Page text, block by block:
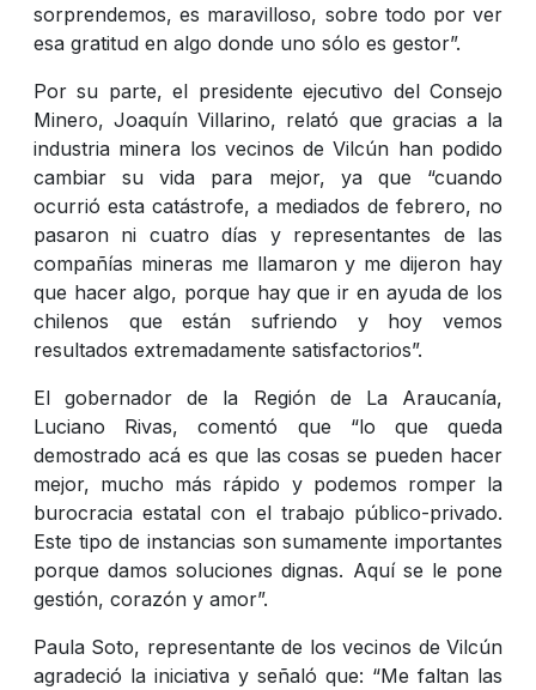
sorprendemos, es maravilloso, sobre todo por ver
esa gratitud en algo donde uno sólo es gestor”.
Por su parte, el presidente ejecutivo del Consejo
Minero, Joaquín Villarino, relató que gracias a la
industria minera los vecinos de Vilcún han podido
cambiar su vida para mejor, ya que “cuando
ocurrió esta catástrofe, a mediados de febrero, no
pasaron ni cuatro días y representantes de las
compañías mineras me llamaron y me dijeron hay
que hacer algo, porque hay que ir en ayuda de los
chilenos que están sufriendo y hoy vemos
resultados extremadamente satisfactorios”.
El gobernador de la Región de La Araucanía,
Luciano Rivas, comentó que “lo que queda
demostrado acá es que las cosas se pueden hacer
mejor, mucho más rápido y podemos romper la
burocracia estatal con el trabajo público-privado.
Este tipo de instancias son sumamente importantes
porque damos soluciones dignas. Aquí se le pone
gestión, corazón y amor”.
Paula Soto, representante de los vecinos de Vilcún
agradeció la iniciativa y señaló que: “Me faltan las